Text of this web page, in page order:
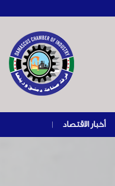
أخبار الاقتصاد |